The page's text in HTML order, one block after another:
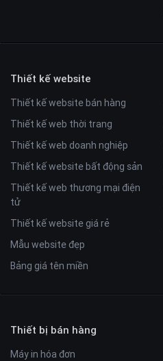
Thiết kế website
Thiết kế website bán hàng
Thiết kế web thời trang
Thiết kế web doanh nghiệp
Thiết kế website bất động sản
Thiết kế web thương mại điện
tử
Thiết kế website giá rẻ
Mẫu website đẹp
Bảng giá tên miền
Thiết bị bán hàng
Máy in hóa đơn